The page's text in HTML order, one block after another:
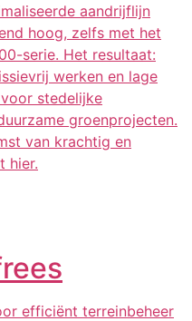
aandrijflijn
hoog, zelfs met het
serie. Het resultaat:
werken en lage
stedelijke
groenprojecten.
van krachtig en
hier.
efficiënt terreinbeheer